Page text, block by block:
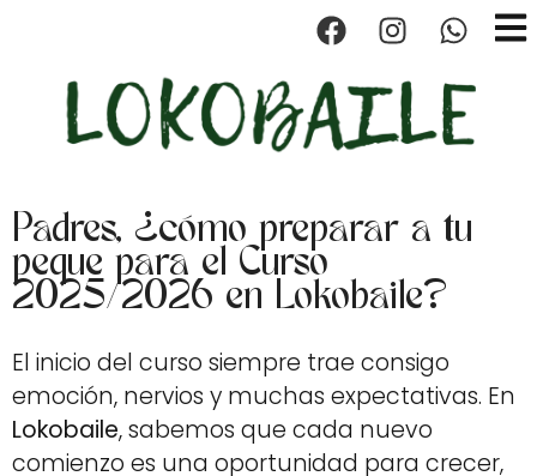
Padres, ¿cómo preparar a tu
peque para el Curso
2025/2026 en Lokobaile?
El inicio del curso siempre trae consigo
emoción, nervios y muchas expectativas. En
Lokobaile, sabemos que cada nuevo
comienzo es una oportunidad para crecer,